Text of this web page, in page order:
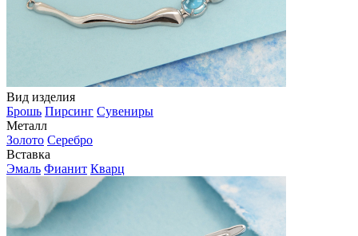
Вид изделия
Брошь Пирсинг Сувениры
Металл
Золото Серебро
Вставка
Эмаль Фианит Кварц